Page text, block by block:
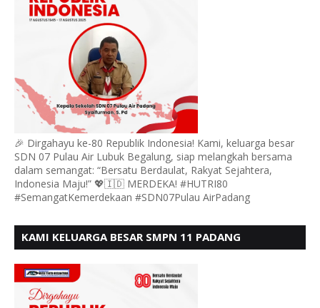
🎉 Dirgahayu ke-80 Republik Indonesia! Kami, keluarga besar
SDN 07 Pulau Air Lubuk Begalung, siap melangkah bersama
dalam semangat: “Bersatu Berdaulat, Rakyat Sejahtera,
Indonesia Maju!” 💖🇮🇩 MERDEKA! #HUTRI80
#SemangatKemerdekaan #SDN07Pulau AirPadang
KAMI KELUARGA BESAR SMPN 11 PADANG
BERDAULAT